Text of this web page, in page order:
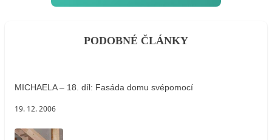
PODOBNÉ ČLÁNKY
MICHAELA – 18. díl: Fasáda domu svépomocí
19. 12. 2006